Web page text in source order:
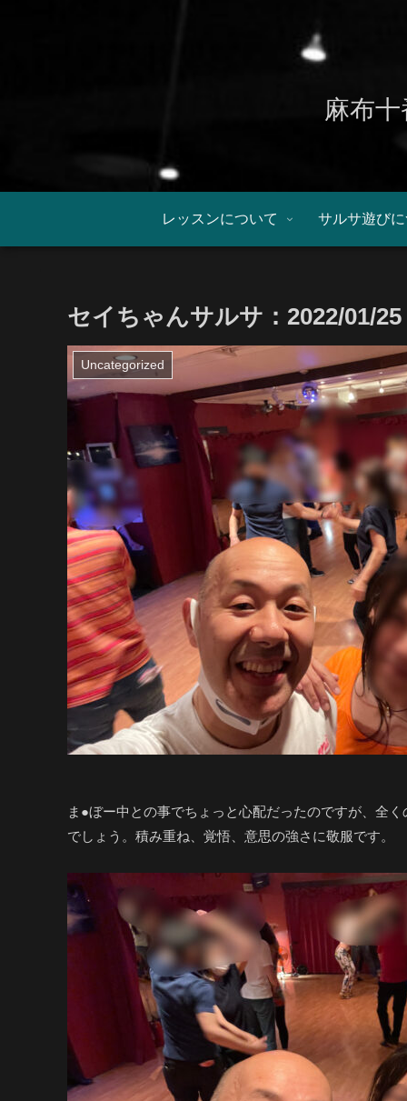
麻布
レッスンについて サルサ遊び
セイちゃんサルサ：2022/01/
Uncategorized
ま●ぼー中との事でちょっと心配だったのですが、全
でしょう。積み重ね、覚悟、意思の強さに敬服です。